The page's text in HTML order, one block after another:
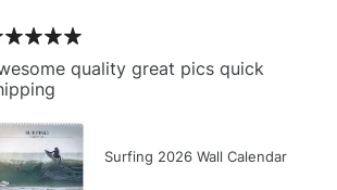
quality great pics quick
Surfing 2026 Wall Calendar